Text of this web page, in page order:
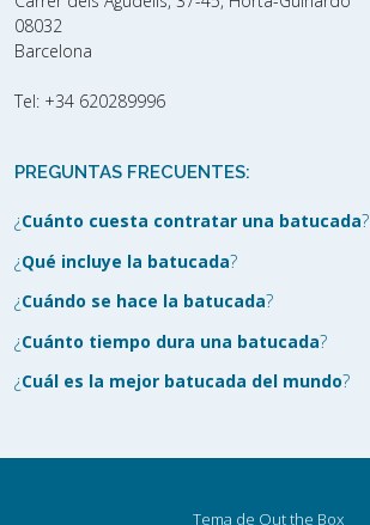
08032
Barcelona
Tel: +34 620289996
PREGUNTAS FRECUENTES:
¿Cuánto cuesta contratar una batucada?
¿Qué incluye la batucada?
¿Cuándo se hace la batucada?
¿Cuánto tiempo dura una batucada?
¿Cuál es la mejor batucada del mundo?
Tema de Out the Box